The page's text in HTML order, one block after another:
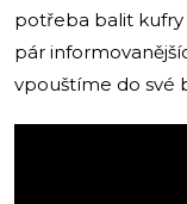
potřeba balit kufry
pár
vpouštíme do své